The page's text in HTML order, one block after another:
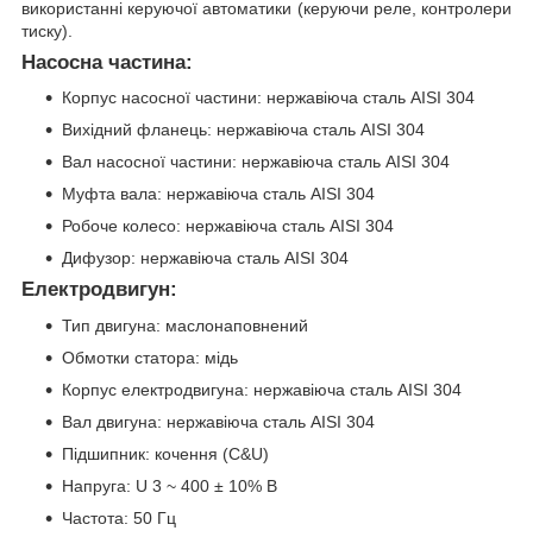
використанні керуючої автоматики (керуючи реле, контролери
тиску).
Насосна частина:
Корпус насосної частини: нержавіюча сталь AISI 304
Вихідний фланець: нержавіюча сталь AISI 304
Вал насосної частини: нержавіюча сталь AISI 304
Муфта вала: нержавіюча сталь AISI 304
Робоче колесо: нержавіюча сталь AISI 304
Дифузор: нержавіюча сталь AISI 304
Електродвигун:
Тип двигуна: маслонаповнений
Обмотки статора: мідь
Корпус електродвигуна: нержавіюча сталь AISI 304
Вал двигуна: нержавіюча сталь AISI 304
Підшипник: кочення (C&U)
Напруга: U 3 ~ 400 ± 10% В
Частота: 50 Гц